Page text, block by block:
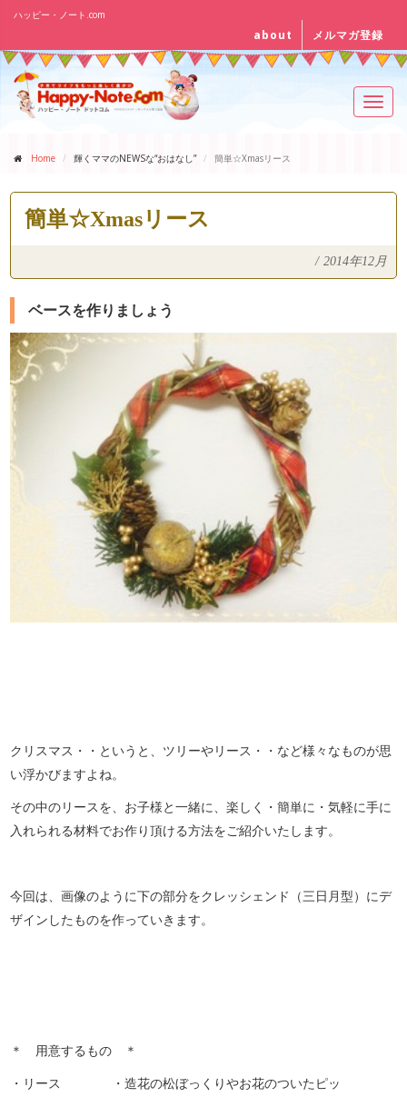
ハッピー・ノート.com
about メルマガ登録
Home 輝くママのNEWSな“おはなし” 簡単☆Xmasリース
簡単☆Xmasリース
/ 2014年12月
ベースを作りましょう
クリスマス・・というと、ツリーやリース・・など様々なものが思
い浮かびますよね。
その中のリースを、お子様と一緒に、楽しく・簡単に・気軽に手に
入れられる材料でお作り頂ける方法をご紹介いたします。
今回は、画像のように下の部分をクレッシェンド（三日月型）にデ
ザインしたものを作っていきます。
＊ 用意するもの ＊
・リース ・造花の松ぼっくりやお花のついたピッ